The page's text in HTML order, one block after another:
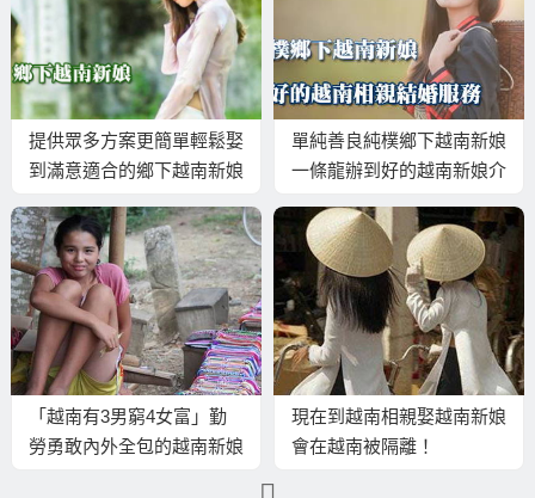
提供眾多方案更簡單輕鬆娶
到滿意適合的鄉下越南新娘
單純善良純樸鄉下越南新娘
一條龍辦到好的越南新娘介
「越南有3男窮4女富」勤
勞勇敢內外全包的越南新娘
現在到越南相親娶越南新娘
會在越南被隔離！